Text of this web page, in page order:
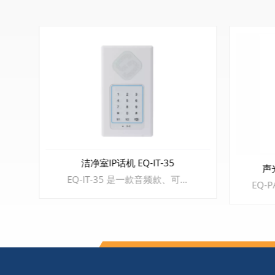
声光电工业话机EQ-PA-21L
EQ-PA-21L 广播话机，适用于港口码头、船舶、电厂、钢铁厂、铁路隧道、管廊，海上平台等行业。满足工业场所对高潮湿、高粉尘、高腐蚀性、高噪音、高低温差大等恶劣环境。 特色亮点 1、壁挂式安装，铝合金压铸外壳，防水防尘防爆满足IP66等级 2、支持SIP2.0协议，RJ45接口，支持不少于3路SIP注册 3、支持来电声光提醒，并自动开启广播对讲，检测忙音收线 4、支持内置2W扬声器，无外接喇叭时，可自动开启广播喊话 5、支持荧光加背光键盘，满足弱光情况下拨号需求
声